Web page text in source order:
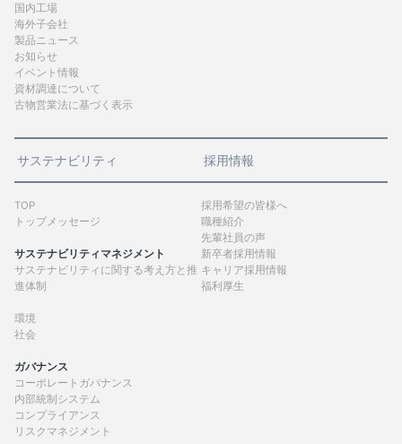
国内工場
海外子会社
製品ニュース
お知らせ
イベント情報
資材調達について
古物営業法に基づく表示
サステナビリティ
TOP
トップメッセージ
サステナビリティマネジメント
サステナビリティに関する考え方と推
進体制
環境
社会
ガバナンス
コーポレートガバナンス
内部統制システム
コンプライアンス
リスクマネジメント
採用情報
採用希望の皆様へ
職種紹介
先輩社員の声
新卒者採用情報
キャリア採用情報
福利厚生